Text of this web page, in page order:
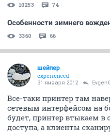
10253 74
Особенности зимнего
3360 66
шейпер
experienced
31 января 2012
Все-таки принтер там
сетевым интерфейсом на
будет, принтер втыкаем в
доступа, а клиенты